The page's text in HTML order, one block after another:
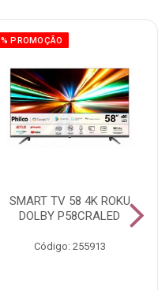
% PROMOÇÃO
SMART TV 58 4K ROKU
DOLBY P58CRALED
Código: 255913